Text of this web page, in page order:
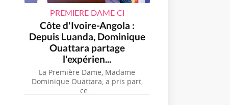
PREMIERE DAME CI
Côte d'Ivoire-Angola :
Depuis Luanda, Dominique
Ouattara partage
l'expérien...
La Première Dame, Madame
Dominique Ouattara, a pris part,
ce...